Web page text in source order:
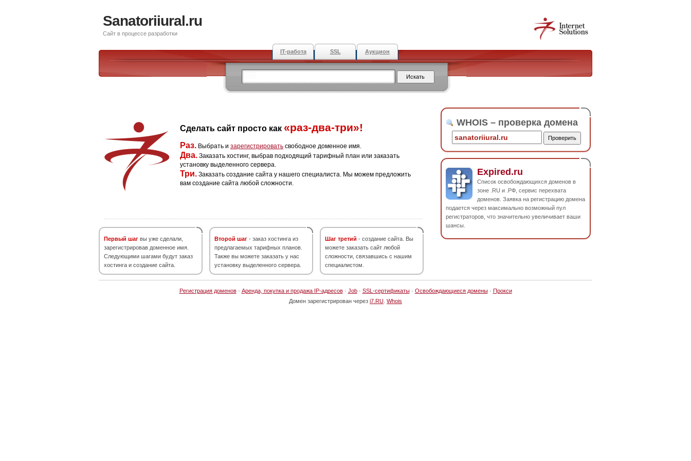
Sanatoriiural.ru
Сайт в процессе разработки
IT-работа SSL Аукцион
Сделать сайт просто как «раз-два-три»!
Раз. Выбрать и зарегистрировать свободное доменное имя.
Два. Заказать хостинг, выбрав подходящий тарифный план или заказать
установку выделенного сервера.
Три. Заказать создание сайта у нашего специалиста. Мы можем предложить
вам создание сайта любой сложности.
Первый шаг вы уже сделали,
зарегистрировав доменное имя.
Следующими шагами будут заказ
хостинга и создание сайта.
Второй шаг - заказ хостинга из
предлагаемых тарифных планов.
Также вы можете заказать у нас
установку выделенного сервера.
Шаг третий - создание сайта. Вы
можете заказать сайт любой
сложности, связавшись с нашим
специалистом.
WHOIS – проверка домена
Expired.ru
Список освобождающихся доменов в
зоне .RU и .РФ, сервис перехвата
доменов. Заявка на регистрацию домена
подается через максимально возможный пул
регистраторов, что значительно увеличивает ваши
шансы.
Регистрация доменов· Аренда, покупка и продажа IP-адресов· Job· SSL-сертификаты· Освобождающиеся домены· Прокси
Домен зарегистрирован через i7.RU Whois